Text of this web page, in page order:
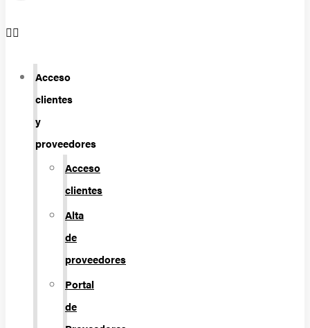
Acceso
clientes
y
proveedores
Acceso
clientes
Alta
de
proveedores
Portal
de